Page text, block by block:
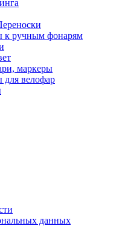
к ручным фонарям
маркеры
для велофар
данных